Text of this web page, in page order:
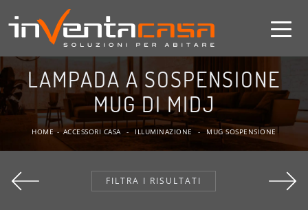
LAMPADA A SOSPENSIONE
MUG DI MIDJ
HOME - ACCESSORI CASA - ILLUMINAZIONE - MUG SOSPENSIONE
FILTRA I RISULTATI